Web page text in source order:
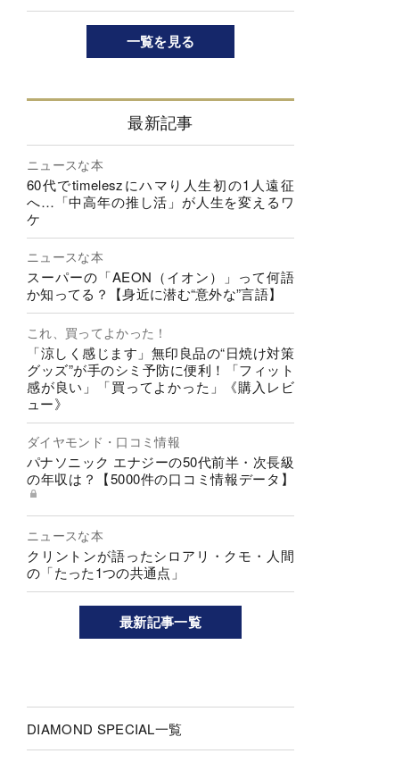
一覧を見る
最新記事
ニュースな本
60代でtimeleszにハマり人生初の1人遠征
へ…「中高年の推し活」が人生を変えるワ
ケ
ニュースな本
スーパーの「AEON（イオン）」って何語
か知ってる？【身近に潜む“意外な”言語】
これ、買ってよかった！
「涼しく感じます」無印良品の“日焼け対策
グッズ”が手のシミ予防に便利！「フィット
感が良い」「買ってよかった」《購入レビ
ュー》
ダイヤモンド・口コミ情報
パナソニック エナジーの50代前半・次長級
の年収は？【5000件の口コミ情報データ】
ニュースな本
クリントンが語ったシロアリ・クモ・人間
の「たった1つの共通点」
最新記事一覧
DIAMOND SPECIAL一覧